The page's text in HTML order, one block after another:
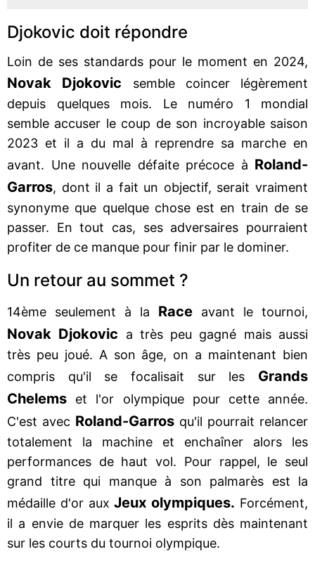
Djokovic doit répondre
Loin de ses standards pour le moment en 2024,
Novak Djokovic semble coincer légèrement
depuis quelques mois. Le numéro 1 mondial
semble accuser le coup de son incroyable saison
2023 et il a du mal à reprendre sa marche en
avant. Une nouvelle défaite précoce à Roland-
Garros, dont il a fait un objectif, serait vraiment
synonyme que quelque chose est en train de se
passer. En tout cas, ses adversaires pourraient
profiter de ce manque pour finir par le dominer.
Un retour au sommet ?
14ème seulement à la Race avant le tournoi,
Novak Djokovic a très peu gagné mais aussi
très peu joué. A son âge, on a maintenant bien
compris qu'il se focalisait sur les Grands
Chelems et l'or olympique pour cette année.
C'est avec Roland-Garros qu'il pourrait relancer
totalement la machine et enchaîner alors les
performances de haut vol. Pour rappel, le seul
grand titre qui manque à son palmarès est la
médaille d'or auxJeux olympiques. Forcément,
il a envie de marquer les esprits dès maintenant
sur les courts du tournoi olympique.